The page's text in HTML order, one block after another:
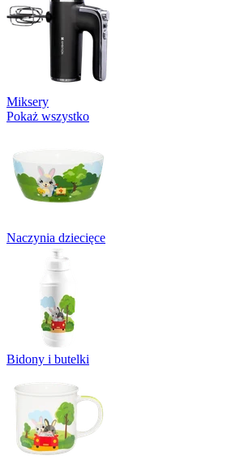
Miksery
Pokaż wszystko
Naczynia dziecięce
Bidony i butelki